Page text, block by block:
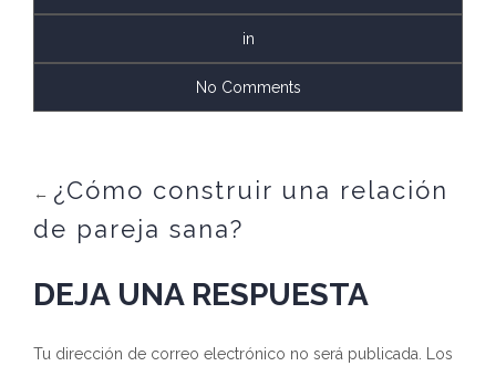
in
No Comments
← ¿Cómo construir una relación
de pareja sana?
DEJA UNA RESPUESTA
Tu dirección de correo electrónico no será publicada.
Los